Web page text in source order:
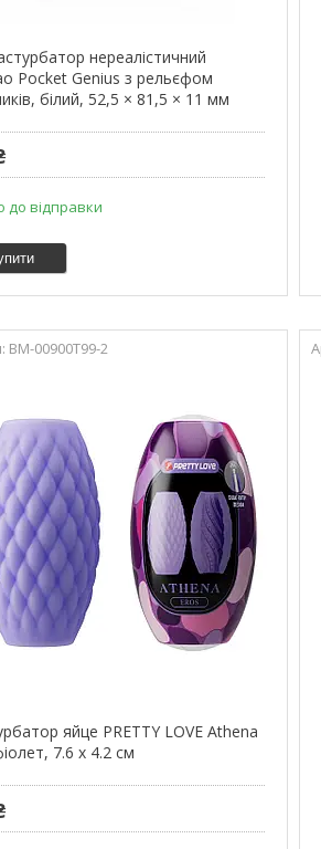
нереалістичний
Pocket Genius з рельєфом
білий, 52,5 × 81,5 × 11 мм
до відправки
BM-00900T99-2
яйце PRETTY LOVE Athena
7.6 х 4.2 см